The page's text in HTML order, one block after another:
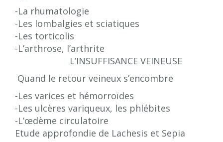
-La rhumatologie
-Les lombalgies et sciatiques
-Les torticolis
-L’arthrose, l’arthrite
L’INSUFFISANCE VEINEUSE
Quand le retour veineux s’encombre
-Les varices et hémorroïdes
-Les ulcères variqueux, les phlébites
-L’œdème circulatoire
Etude approfondie de Lachesis et Sepia